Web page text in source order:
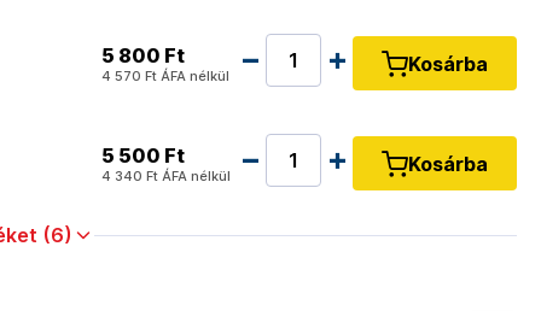
5 800 Ft
4 570 Ft ÁFA nélkül Kosárba
5 500 Ft
4 340 Ft ÁFA nélkül Kosárba
(6)